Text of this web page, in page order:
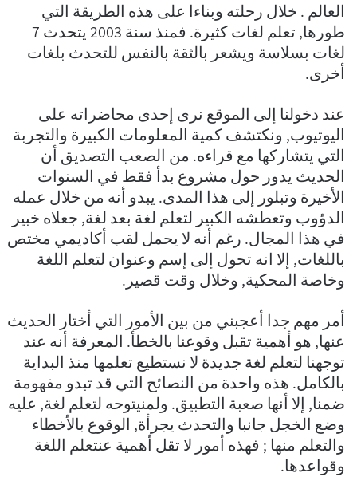
العالم . خلال رحلته وبناءا على هذه الطريقة التي
طورها, تعلم لغات كثيرة. فمنذ سنة 2003 يتحدث 7
لغات بسلاسة ويشعر بالثقة بالنفس للتحدث بلغات
أخرى.
عند دخولنا إلى الموقع نرى إحدى محاضراته على
اليوتيوب, ونكتشف كمية المعلومات الكبيرة والتجربة
التي يتشاركها مع قراءه. من الصعب التصديق أن
الحديث يدور حول مشروع بدأ فقط في السنوات
الأخيرة وتبلور إلى هذا المدى. يبدو أنه من خلال عمله
الدؤوب وتعطشه الكبير لتعلم لغة بعد لغة, جعلاه خبير
في هذا المجال. رغم أنه لا يحمل لقب أكاديمي مختص
باللغات, إلا انه تحول إلى إسم وعنوان لتعلم اللغة
وخاصة المحكية, وخلال وقت قصير.
أمر مهم جدا أعجبني من بين الأمور التي أختار الحديث
عنها, هو أهمية تقبل وقوعنا بالخطأ. المعرفة أنه عند
توجهنا لتعلم لغة جديدة لا نستطيع تعلمها منذ البداية
بالكامل. هذه واحدة من النصائح التي قد تبدو مفهومة
ضمنا, إلا أنها صعبة التطبيق. ولمنيتوحه لتعلم لغة, عليه
وضع الخجل جانبا والتحدث يجرأة, الوقوع بالأخطاء
والتعلم منها ; فهذه أمور لا تقل أهمية عنتعلم اللغة
وقواعدها.